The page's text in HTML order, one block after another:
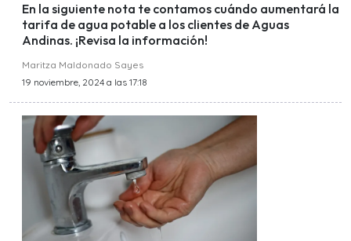
En la siguiente nota te contamos cuándo aumentará la
tarifa de agua potable a los clientes de Aguas
Andinas. ¡Revisa la información!
Maritza Maldonado Sayes
19 noviembre, 2024 a las 17:18